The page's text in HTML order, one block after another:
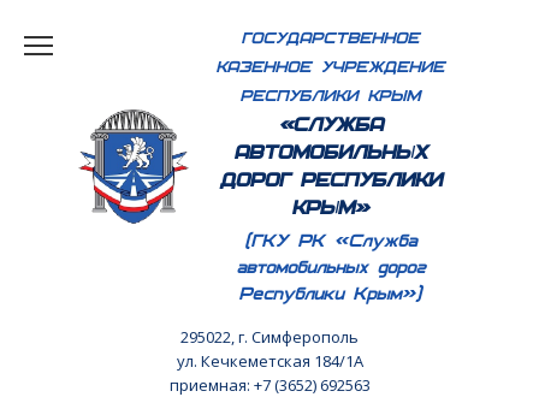
ГОСУДАРСТВЕННОЕ
КАЗЕННОЕ УЧРЕЖДЕНИЕ
РЕСПУБЛИКИ КРЫМ
«СЛУЖБА
АВТОМОБИЛЬНЫХ
ДОРОГ РЕСПУБЛИКИ
КРЫМ»
(ГКУ РК «Служба
автомобильных дорог
Республики Крым»)
295022, г. Симферополь
ул. Кечкеметская 184/1А
приемная: +7 (3652) 692563